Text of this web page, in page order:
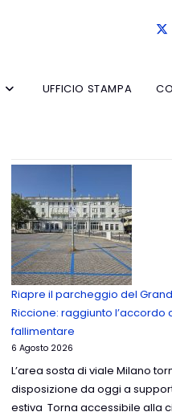
UFFICIO STAMPA
Riapre il parcheggio del
Riccione: raggiunto l’accordo
fallimentare
6 Agosto 2026
L’area sosta di viale Milano
disposizione da oggi a
estiva Torna accessibile alla